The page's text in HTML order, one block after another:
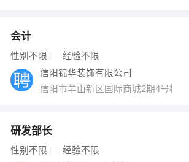
跟单
其他职位
会计
性别不限 经验不限
信阳锦华装饰有限公司
信阳市羊山新区国际商城2期4号楼4
研发部长
性别不限 经验不限